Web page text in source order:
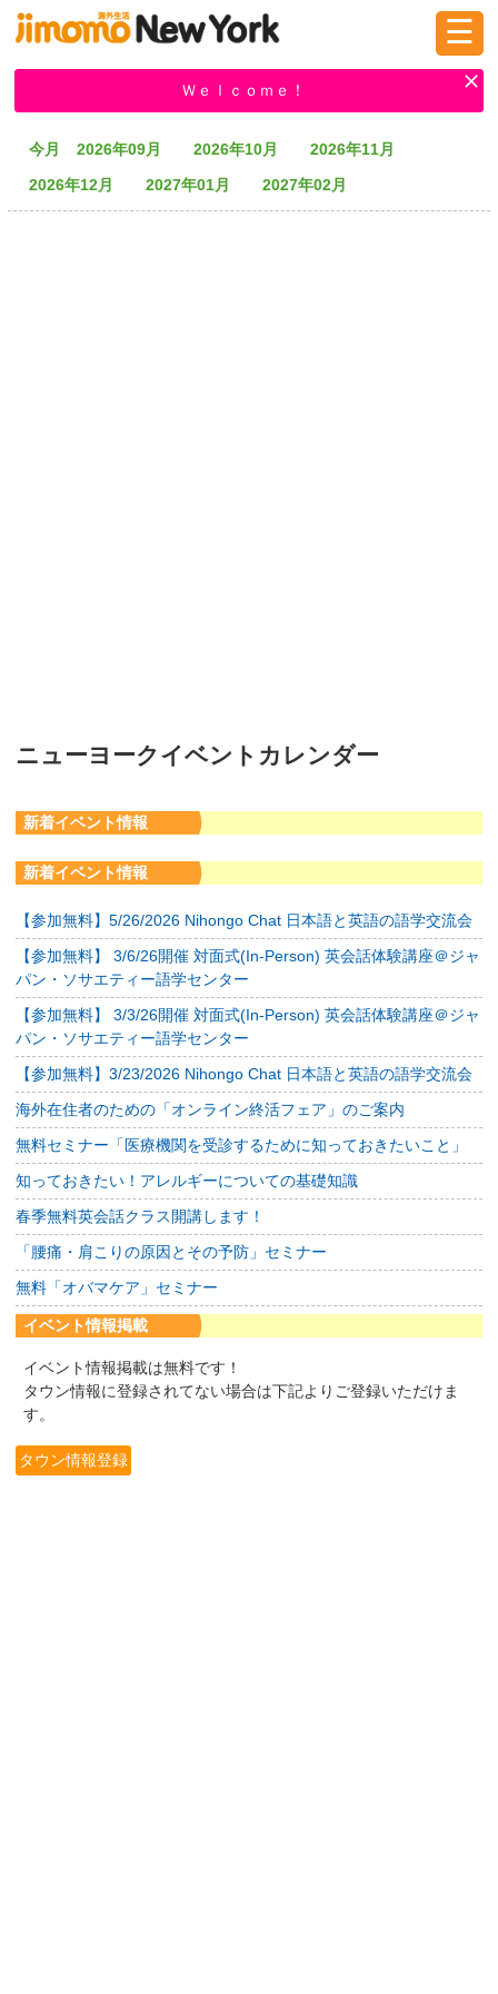
掲示板 タウン情報 教えて！
☰
Ｗｅｌｃｏｍｅ！
今月 2026年09月 2026年10月
2026年11月
2026年12月
2027年01月 2027年02月
ニューヨークイベントカレンダー
新着イベント情報
新着イベント情報
【参加無料】5/26/2026 Nihongo Chat 日本語と英語の語学交流会
【参加無料】 3/6/26開催 対面式(In-Person) 英会話体験講座＠ジャ
パン・ソサエティー語学センター
【参加無料】 3/3/26開催 対面式(In-Person) 英会話体験講座＠ジャ
パン・ソサエティー語学センター
【参加無料】3/23/2026 Nihongo Chat 日本語と英語の語学交流会
海外在住者のための「オンライン終活フェア」のご案内
無料セミナー「医療機関を受診するために知っておきたいこと」
知っておきたい！アレルギーについての基礎知識
春季無料英会話クラス開講します！
「腰痛・肩こりの原因とその予防」セミナー
無料「オバマケア」セミナー
イベント情報掲載
イベント情報掲載は無料です！
タウン情報に登録されてない場合は下記よりご登録いただけま
す。
タウン情報登録